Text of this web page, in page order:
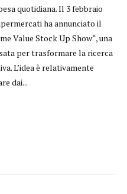
quotidiana. Il 3 febbraio
ha annunciato il
Value Stock Up Show“, una
per trasformare la ricerca
L’idea è relativamente
dai...